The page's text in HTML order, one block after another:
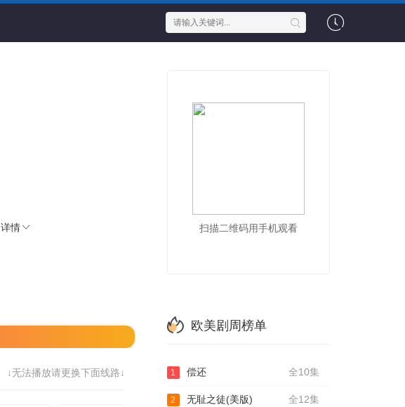
详情
↓无法播放请更换下面线路↓
扫描二维码用手机观看
欧美剧周榜单
全10集
1 偿还
全12集
2 无耻之徒(美版)